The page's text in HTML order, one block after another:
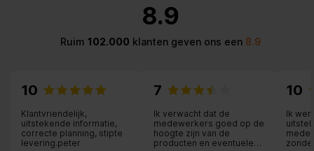
8.9
Ruim 102.000 klanten geven ons een8.9
10
Klantvriendelijk,
uitstekende informatie,
correcte planning, stipte
levering.peter
7
Ik verwacht dat de
medewerkers goed op de
hoogte zijn van de
producten en eventuele
10
Ik